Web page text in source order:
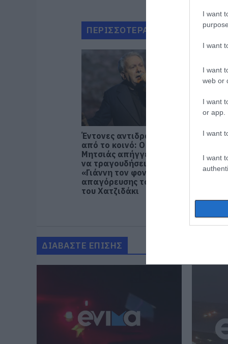
I want
I want
I want
web or
I want
or app.
I want
I want
ΠΕΡΙΣΣΟΤΕΡΑ ΑΠΟ ΠΟΛΙΤΙΣΜΟΣ
Έντονες αντιδράσεις
από το κοινό: Ο Μανώλης
Μητσιάς απήγγειλε, αντί
να τραγουδήσει, τον
«Γιάννη τον φονιά» λόγω
απαγόρευσης του γιου
του Χατζιδάκι
ΔΙΑΒΑΣΤΕ ΕΠΙΣΗΣ